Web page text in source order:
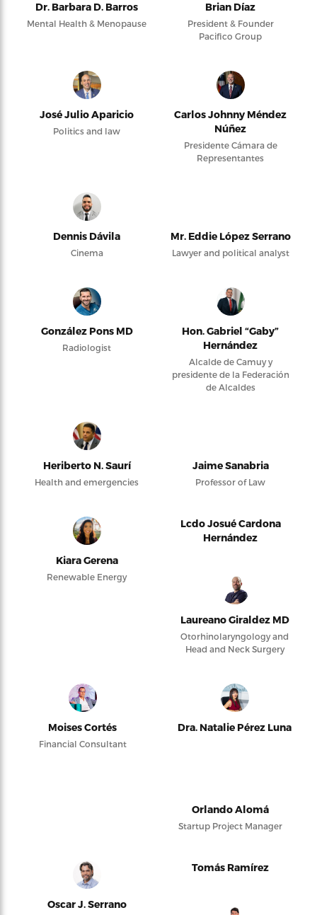
Dr. Barbara D. Barros
Mental Health & Menopause
Brian Díaz
President & Founder
Pacifico Group
José Julio Aparicio
Politics and law
Carlos Johnny Méndez
Núñez
Presidente Cámara de
Representantes
Dennis Dávila
Cinema
Mr. Eddie López Serrano
Lawyer and political analyst
González Pons MD
Radiologist
Hon. Gabriel “Gaby”
Hernández
Alcalde de Camuy y
presidente de la Federación
de Alcaldes
Heriberto N. Saurí
Health and emergencies
Jaime Sanabria
Professor of Law
Kiara Gerena
Renewable Energy
Lcdo Josué Cardona
Hernández
Laureano Giraldez MD
Otorhinolaryngology and
Head and Neck Surgery
Moises Cortés
Financial Consultant
Dra. Natalie Pérez Luna
Orlando Alomá
Startup Project Manager
Oscar J. Serrano
Tomás Ramírez